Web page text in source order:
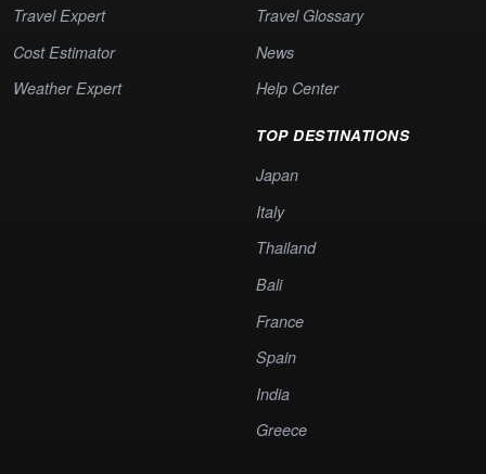
Travel Expert
Cost Estimator
Weather Expert
Travel Glossary
News
Help Center
TOP DESTINATIONS
Japan
Italy
Thailand
Bali
France
Spain
India
Greece